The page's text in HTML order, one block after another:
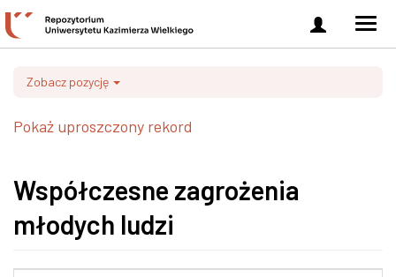
Zaloguj
się
Zobacz pozycję
Pokaż uproszczony rekord
Współczesne zagrożenia
młodych ludzi